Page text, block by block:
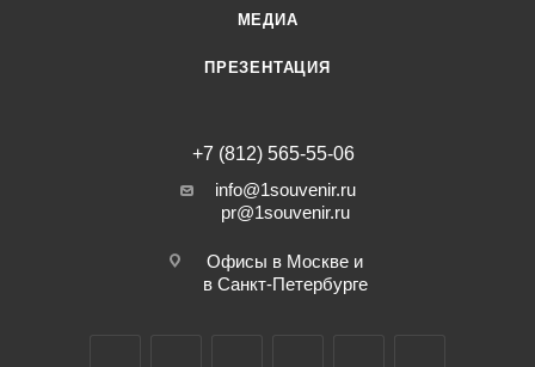
МЕДИА
ПРЕЗЕНТАЦИЯ
+7 (812) 565-55-06
info@1souvenir.ru
pr@1souvenir.ru
Офисы в Москве и
в Санкт-Петербурге